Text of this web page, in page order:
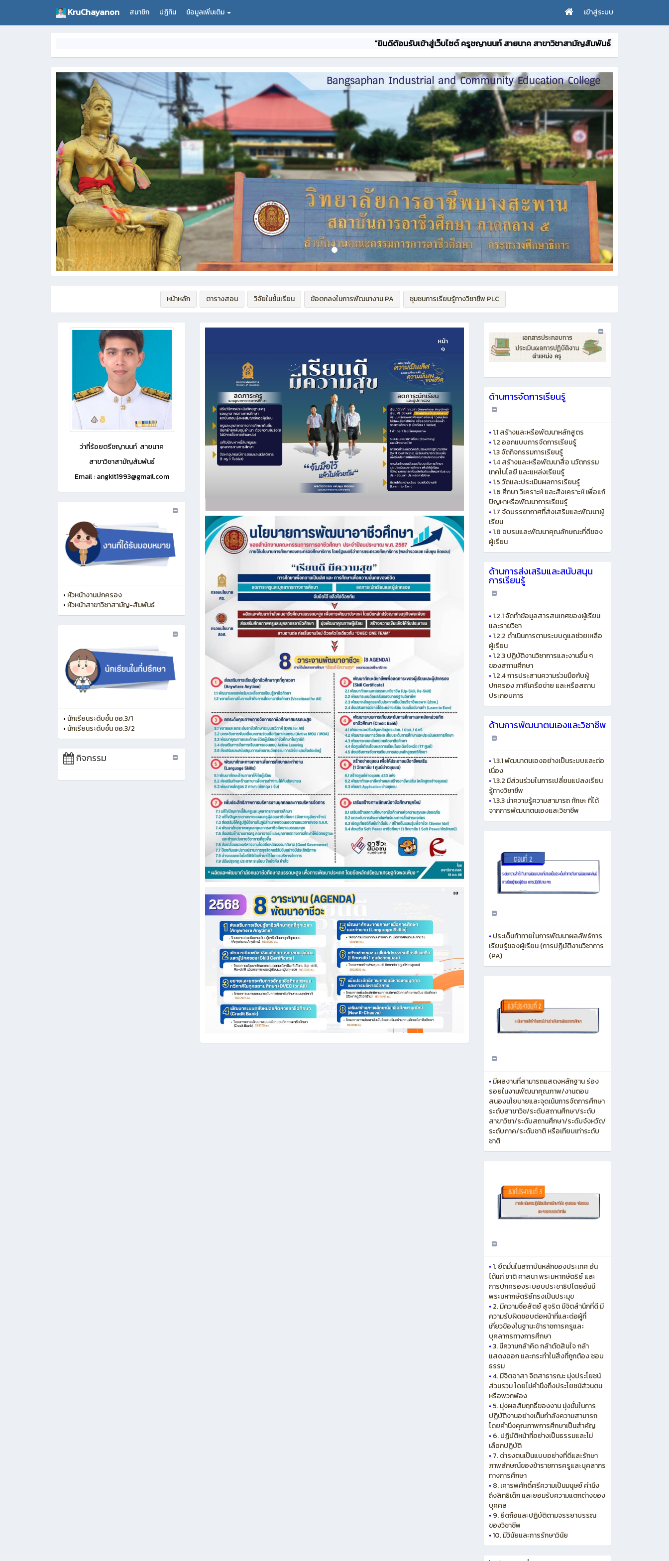
KruChayanon สมาชิก ปฏิทิน ข้อมูลเพิ่มเติม เข้าสู่ระบบ
“ยินดีต้อนรับเข้าสู่เว็บไซต์ ครูชญานนท์ สายนาค สาขาวิชาสามัญสัมพันธ์ หมวดวิชาคณิตศาสตร์'
หน้าหลัก ตารางสอน วิจัยในช้้นเรียน ข้อตกลงในการพัฒนางาน PA ชุมชนการเรียนรู้ทางวิชาชีพ PLC
ว่าที่ร้อยตรีชญานนท์ สายนาค
สาขาวิชาสามัญสัมพันธ์
Email : angkit1993@gmail.com
• หัวหน้างานปกครอง
• หัวหน้าสาขาวิชาสามัญ-สัมพันธ์
• นักเรียนระดับชั้น ชอ.3/1
• นักเรียนระดับชั้น ชอ.3/2
กิจกรรม
ด้านการจัดการเรียนรู้
•1.1 สร้างและหรือพัฒนาหลักสูตร
•1.2 ออกแบบการจัดการเรียนรู้
•1.3 จัดกิจกรรมการเรียนรู้
•1.4 สร้างและหรือพัฒนาสื่อ นวัตกรรม
เทคโนโลยี และแหล่งเรียนรู้
•1.5 วัดและประเมินผลการเรียนรู้
•1.6 ศึกษา วิเคราะห์ และสังเคราะห์ เพื่อแก้
ปัญหาหรือพัฒนาการเรียนรู้
•1.7 จัดบรรยากาศที่ส่งเสริมและพัฒนาผู้
เรียน
•1.8 อบรมและพัฒนาคุณลักษณะที่ดีของ
ผู้เรียน
ด้านการส่งเสริมและสนับสนุน
การเรียนรู้
•1.2.1 จัดทำข้อมูลสารสนเทศของผู้เรียน
และรายวิชา
•1.2.2 ดำเนินการตามระบบดูแลช่วยเหลือ
ผู้เรียน
•1.2.3 ปฏิบัติงานวิชาการและงานอื่น ๆ
ของสถานศึกษา
•1.2.4 การประสานความร่วมมือกับผู้
ปกครอง ภาคีเครือข่าย และหรือสถาน
ประกอบการ
ด้านการพัฒนาตนเองและวิชาชีพ
•1.3.1 พัฒนาตนเองอย่างเป็นระบบและต่อ
เนื่อง
•1.3.2 มีส่วนร่วมในการเปลี่ยนแปลงเรียน
รู้ทางวิชาชีพ
•1.3.3 นำความรู้ความสามารถ ทักษะ ที่ได้
จากการพัฒนาตนเองและวิชาชีพ
• ประเด็นท้าทายในการพัฒนาผลลัพธ์การ
เรียนรู้ของผู้เรียน (การปฏิบัติงานวิชาการ
(PA)
• มีผลงานที่สามารถแสดงหลักฐาน ร่อง
รอยในงานพัฒนาคุณภาพ/งานตอบ
สนองนโยบายและจุดเน้นการจัดการศึกษา
ระดับสาขาวิช/ระดับสถานศึกษา/ระดับ
สาขาวิชา/ระดับสถานศึกษา/ระดับจังหวัด/
ระดับภาค/ระดับชาติ หรือเทียบเท่าระดับ
ชาติ
•1. ยึดมั่นในสถาบันหลักของประเทศ อัน
ได้แก่ ชาติ ศาสนา พระมหากษัตริย์ และ
การปกครองระบอบประชาธิปไตยอันมี
พระมหากษัตริย์ทรงเป็นประมุข
• 2. มีความซื่อสัตย์ สุจริต มีจิตสำนึกที่ดี มี
ความรับผิดชอบต่อหน้าที่และต่อผู้ที่
เกี่ยวข้องในฐานะข้าราชการครูและ
บุคลากรทางการศึกษา
•3. มีความกล้าคิด กล้าตัดสินใจ กล้า
แสดงออก และกระทำในสิ่งที่ถูกต้อง ชอบ
ธรรม
•4. มีจิตอาสา จิตสาธารณะ มุ่งประโยชน์
ส่วนรวม โดยไม่คำนึงถึงประโยชน์ส่วนตน
หรือพวกพ้อง
• 5. มุ่งผลสัมฤทธิ์ของงาน มุ่งมั่นในการ
ปฏิบัติงานอย่างเต็มกำลังความสามารถ
โดยคำนึงคุณภาพการศึกษาเป็นสำคัญ
• 6. ปฏิบัติหน้าที่อย่างเป็นธรรมและไม่
เลือกปฏิบัติ
• 7. ดำรงตนเป็นแบบอย่างที่ดีและรักษา
ภาพลักษณ์ของข้าราชการครูและบุคลากร
ทางการศึกษา
• 8. เคารพศักดิ์ศรีความเป็นมนุษย์ คำนึง
ถึงสิทธิเด็ก และยอมรับความแตกต่างของ
บุคคล
• 9. ยึดถือและปฏิบัติตามจรรยาบรรณ
ของวิชาชีพ
•10. มีวินัยและการรักษาวินัย